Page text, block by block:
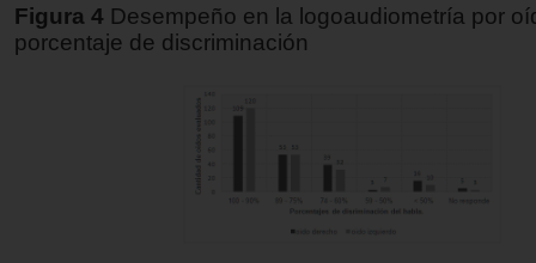
Figura 4 Desempeño en la logoaudiometría por
porcentaje de discriminación